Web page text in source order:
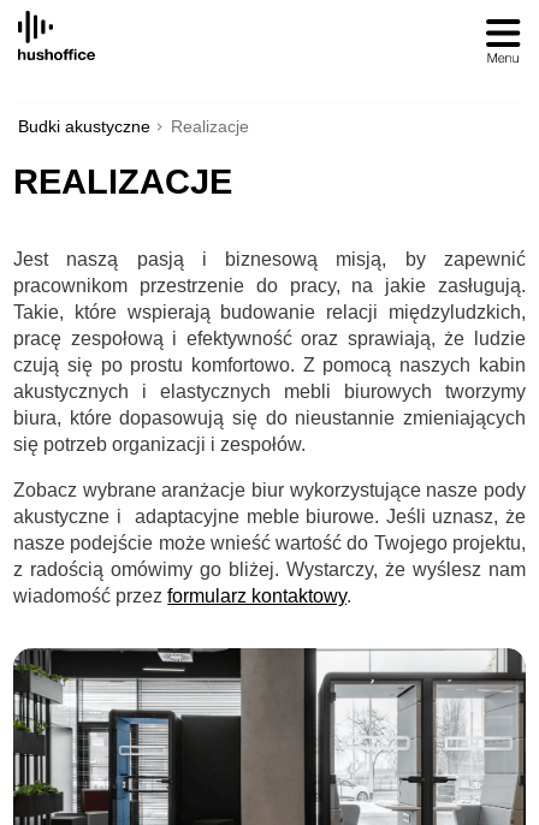
SKIP
CONTENT
Budki akustyczne Realizacje
REALIZACJE
Jest naszą pasją i biznesową misją, by zapewnić
pracownikom przestrzenie do pracy, na jakie zasługują.
Takie, które wspierają budowanie relacji międzyludzkich,
pracę zespołową i efektywność oraz sprawiają, że ludzie
czują się po prostu komfortowo. Z pomocą naszych kabin
akustycznych i elastycznych mebli biurowych tworzymy
biura, które dopasowują się do nieustannie zmieniających
się potrzeb organizacji i zespołów.
Zobacz wybrane aranżacje biur wykorzystujące nasze pody
akustyczne i adaptacyjne meble biurowe. Jeśli uznasz, że
nasze podejście może wnieść wartość do Twojego projektu,
z radością omówimy go bliżej. Wystarczy, że wyślesz nam
wiadomość przezformularz kontaktowy.